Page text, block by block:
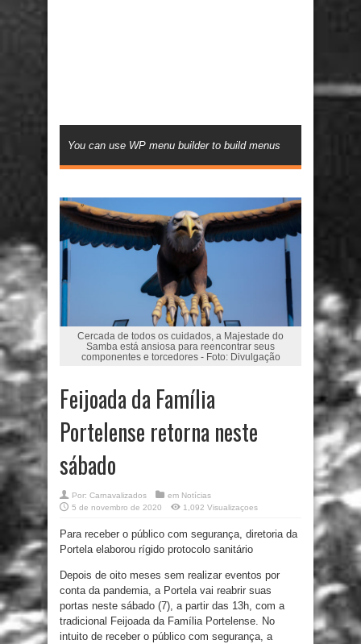
You can use WP menu builder to build menus
Cercada de todos os cuidados, a Majestade do
Samba está ansiosa para reencontrar seus
componentes e torcedores - Foto: Divulgação
Feijoada da Família
Portelense retorna neste
sábado
Por: Carnavalizados em Notícias
5 de novembro de 2020
1,092 Visualizaçoes
Para receber o público com segurança, diretoria da
Portela elaborou rígido protocolo sanitário
Depois de oito meses sem realizar eventos por
conta da pandemia, a Portela vai reabrir suas
portas neste sábado (7), a partir das 13h, com a
tradicional Feijoada da Família Portelense. No
intuito de receber o público com segurança, a